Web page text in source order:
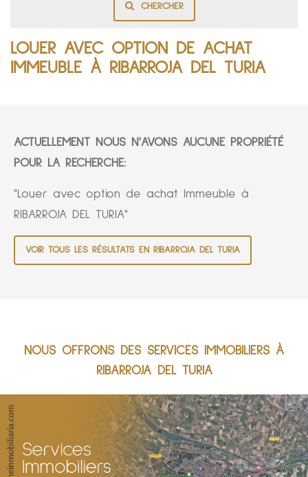
CHERCHER
LOUER AVEC OPTION DE ACHAT
IMMEUBLE À RIBARROJA DEL TURIA
ACTUELLEMENT NOUS N'AVONS AUCUNE PROPRIÉTÉ
POUR LA RECHERCHE:
"Louer avec option de achat Immeuble à
RIBARROJA DEL TURIA"
VOIR TOUS LES RÉSULTATS EN RIBARROJA DEL TURIA
NOUS OFFRONS DES SERVICES IMMOBILIERS À
RIBARROJA DEL TURIA